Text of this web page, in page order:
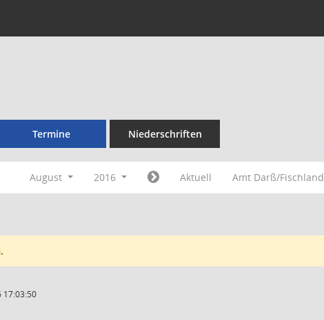
Termine Niederschriften
August 2016 Aktuell Amt Darß/Fischland
17:03:50